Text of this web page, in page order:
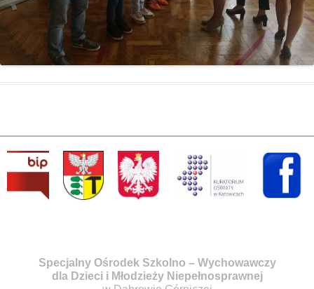
Specjalny Ośrodek Szkolno – Wychowawczy
dla Dzieci i Młodzieży Niepełnosprawnej